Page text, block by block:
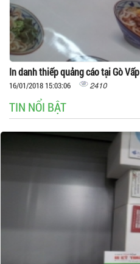
In danh thiếp quảng cáo tại Gò Vấp
16/01/2018 15:03:06 2410
TIN NỔI BẬT